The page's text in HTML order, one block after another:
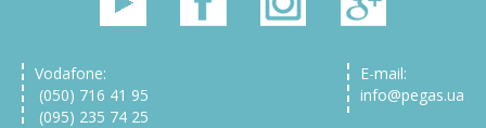
Vodafone:
(050) 716 41 95
(095) 235 74 25
E-mail:
info@pegas.ua